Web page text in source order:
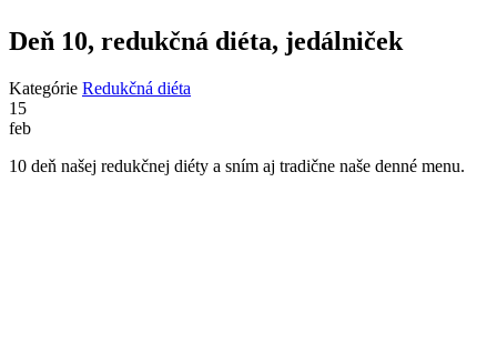
Deň 10, redukčná diéta, jedálniček
Kategórie Redukčná diéta
15
feb
10 deň našej redukčnej diéty a sním aj tradične naše denné menu.